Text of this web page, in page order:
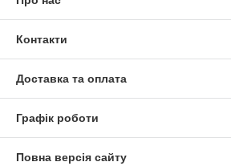
Контакти
Доставка та оплата
Графік роботи
Повна версія сайту